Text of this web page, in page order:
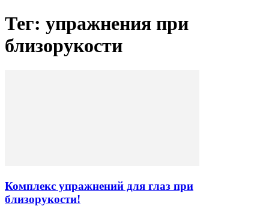
Тег: упражнения при
близорукости
Комплекс упражнений для глаз при
близорукости!